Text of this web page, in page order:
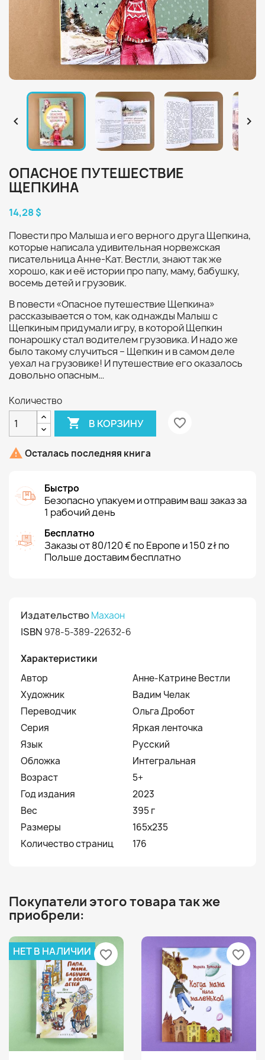
 
ОПАСНОЕ ПУТЕШЕСТВИЕ
ЩЕПКИНА
14,28 $
Повести про Малыша и его верного друга Щепкина,
которые написала удивительная норвежская
писательница Анне-Кат. Вестли, знают так же
хорошо, как и её истории про папу, маму, бабушку,
восемь детей и грузовик.
В повести «Опасное путешествие Щепкина»
рассказывается о том, как однажды Малыш с
Щепкиным придумали игру, в которой Щепкин
понарошку стал водителем грузовика. И надо же
было такому случиться – Щепкин и в самом деле
уехал на грузовике! И путешествие его оказалось
довольно опасным…
Количество
 В КОРЗИНУ favorite_border
 Осталась последняя книга
Быстро
Безопасно упакуем и отправим ваш заказ за
1 рабочий день
Бесплатно
Заказы от 80/120 € по Европе и 150 zł по
Польше доставим бесплатно
ИздательствоМахаон
ISBN 978-5-389-22632-6
Характеристики
Автор
Анне-Катрине Вестли
Художник
Вадим Челак
Переводчик
Ольга Дробот
Серия
Яркая ленточка
Язык
Русский
Обложка
Интегральная
Возраст
5+
Год издания
2023
Вес
395 г
Размеры
165х235
Количество страниц
176
Покупатели этого товара так же
приобрели:
НЕТ В НАЛИЧИИ favorite_border favorite_border